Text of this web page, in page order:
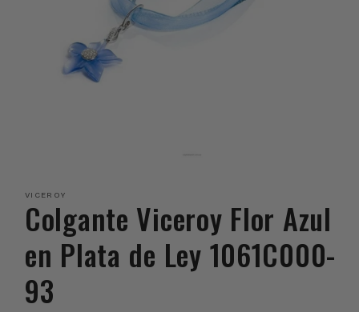
1
en
una
ventana
VICEROY
Colgante Viceroy Flor Azul
en Plata de Ley 1061C000-
93